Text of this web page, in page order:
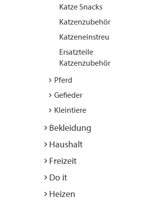
Katze Snacks
Katzenzubehör
Katzeneinstreu
Ersatzteile
Katzenzubehör
Pferd
Gefieder
Kleintiere
Bekleidung
Haushalt
Freizeit
Do it
Heizen